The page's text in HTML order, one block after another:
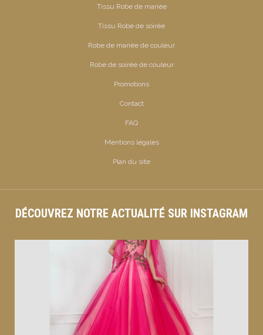
Tissu Robe de mariée
Tissu Robe de soirée
Robe de mariée de couleur
Robe de soirée de couleur
Promotions
Contact
FAQ
Mentions légales
Plan du site
DÉCOUVREZ NOTRE ACTUALITÉ SUR INSTAGRAM